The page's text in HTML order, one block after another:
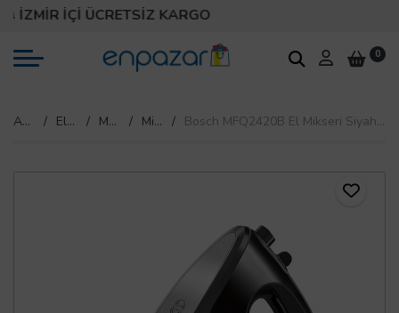
İÇİ ÜCRETSİZ KARGO
0
Anasayfa Elektrikli Ev Aletleri Mutfak Gereçleri Mikser & Blender Bosch MFQ2420B El Mikseri Siyah / Gri